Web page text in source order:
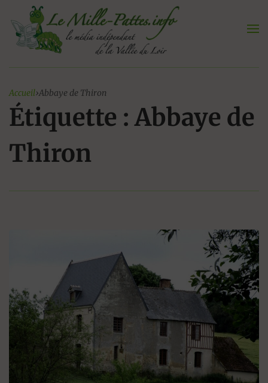
contenu
Accueil›Abbaye de Thiron
Étiquette : Abbaye de
Thiron